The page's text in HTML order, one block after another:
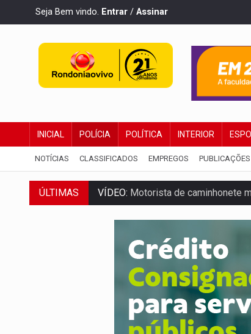
Seja Bem vindo. Entrar / Assinar
INICIAL POLÍCIA POLÍTICA INTERIOR
NOTÍCIAS CLASSIFICADOS EMPREGOS
ÚLTIMAS
VÍDEO:Motorista de caminhonete
LAZER: Seis lugares gratuitos para
VÍDEO:FTICCO e Força Tática
INCLUSÃO: Prefeitura fortalece
DEFESA:Exército testa inovações
TEMAS SOCIOAMBIENTAIS:Em
PREVISÃO: Interior de Rondônia